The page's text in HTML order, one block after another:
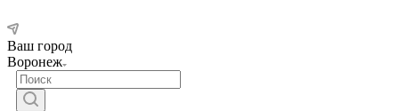
Ваш город
Воронеж